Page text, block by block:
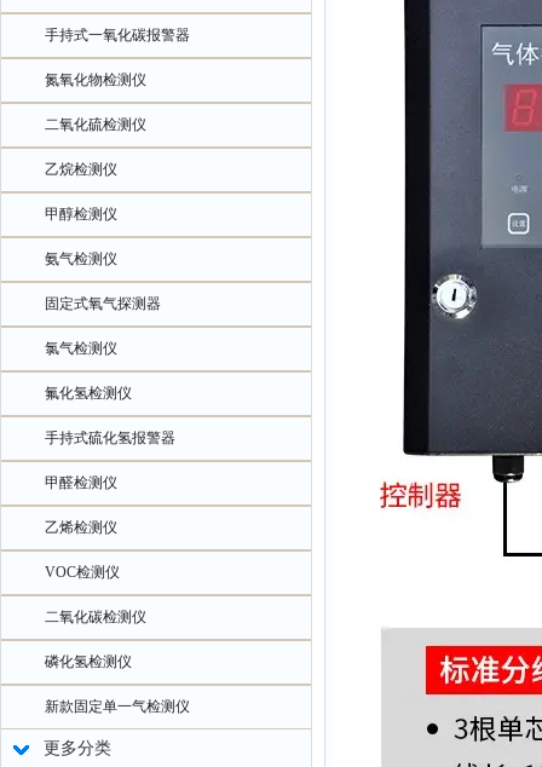
手持式一氧化碳报警器
氮氧化物检测仪
二氧化硫检测仪
乙烷检测仪
甲醇检测仪
氨气检测仪
固定式氧气探测器
氯气检测仪
氟化氢检测仪
手持式硫化氢报警器
甲醛检测仪
乙烯检测仪
VOC检测仪
二氧化碳检测仪
磷化氢检测仪
新款固定单一气检测仪
更多分类